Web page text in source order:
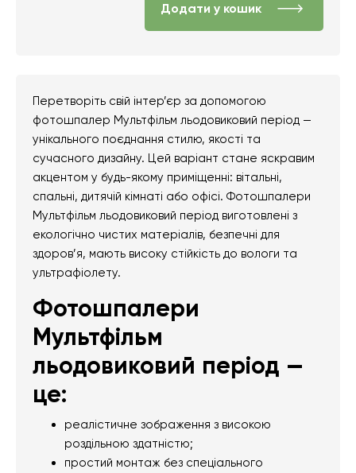
Додати у кошик
Перетворіть свій інтер’єр за допомогою
фотошпалер Мультфільм льодовиковий період —
унікального поєднання стилю, якості та
сучасного дизайну. Цей варіант стане яскравим
акцентом у будь-якому приміщенні: вітальні,
спальні, дитячій кімнаті або офісі. Фотошпалери
Мультфільм льодовиковий період виготовлені з
екологічно чистих матеріалів, безпечні для
здоров’я, мають високу стійкість до вологи та
ультрафіолету.
Фотошпалери
Мультфільм
льодовиковий період —
це:
реалістичне зображення з високою
роздільною здатністю;
простий монтаж без спеціального